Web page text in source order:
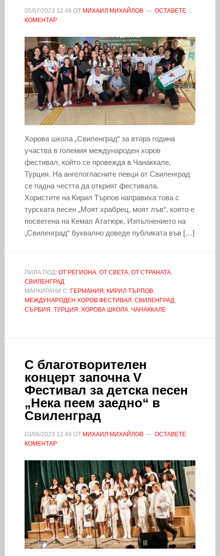
05/07/2023 12:48 ОТ МИХАИЛ МИХАЙЛОВ
ОСТАВЕТЕ
КОМЕНТАР
Хорова школа „Свиленград“ за втора година
участва в големия международен хоров
фестивал, който се провежда в Чанаккале,
Турция. На ангелогласните певци от Свиленград
се падна честта да открият фестивала.
Хористите на Кирил Търпов направиха това с
турската песен „Моят храбрец, моят лъв“, която е
посветена на Кемал Ататюрк. Изпълнението на
„Свиленград“ буквално доведе публиката във […]
ПИЛА ПОД: ОТ РЕГИОНА, ОТ СВЕТА, ОТ СТРАНАТА,
СВИЛЕНГРАД
МАРКИРАНИ С: ГЕРМАНИЯ , КИРИЛ ТЪРПОВ,
МЕЖДУНАРОДЕН ХОРОВ ФЕСТИВАЛ , СВИЛЕНГРАД,
СЪРБИЯ , ТУРЦИЯ , ХОРОВА ШКОЛА, ЧАНАККАЛЕ
С благотворителен
концерт започна V
Фестивал за детска песен
„Нека пеем заедно“ в
Свиленград
03/06/2023 12:49 ОТ МИХАИЛ МИХАЙЛОВ
ОСТАВЕТЕ
КОМЕНТАР